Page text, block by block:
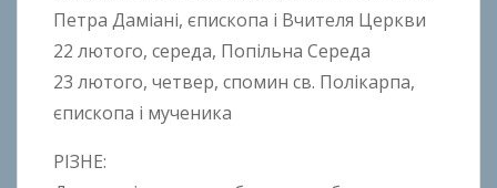
Петра Даміані, єпископа і Вчителя Церкви
22 лютого, середа, Попільна Середа
23 лютого, четвер, спомин св. Полікарпа,
єпископа і мученика
РІЗНЕ: